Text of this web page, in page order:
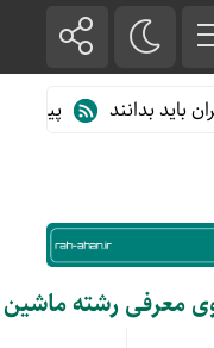
بدانند پیش
معرفی رشته